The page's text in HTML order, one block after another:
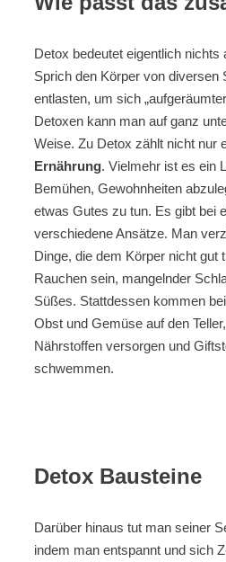
Detox bedeutet eigentlich nichts
Sprich den Körper von diversen
entlasten, um sich
Detoxen kann man auf ganz
Weise. Zu Detox zählt nicht nur
Ernährung. Vielmehr ist es ein
Bemühen, Gewohnheiten
etwas Gutes zu tun. Es gibt bei
verschiedene Ansätze. Man
Dinge, die dem Körper nicht gut
Rauchen sein, mangelnder
Süßes. Stattdessen kommen
Obst und Gemüse auf den
Nährstoffen versorgen und
schwemmen.
Detox Bausteine
Darüber hinaus tut man seiner
indem man entspannt und sich